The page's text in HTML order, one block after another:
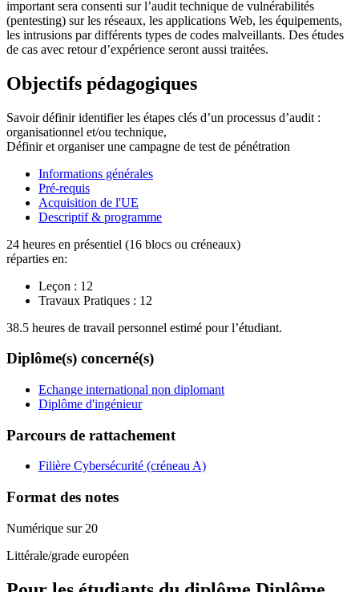
important sera consenti sur l’audit technique de vulnérabilités
(pentesting) sur les réseaux, les applications Web, les équipements,
les intrusions par différents types de codes malveillants. Des études
de cas avec retour d’expérience seront aussi traitées.
Objectifs pédagogiques
Savoir définir identifier les étapes clés d’un processus d’audit :
organisationnel et/ou technique,
Définir et organiser une campagne de test de pénétration
Informations générales
Pré-requis
Acquisition de l'UE
Descriptif & programme
24 heures en présentiel (16 blocs ou créneaux)
réparties en:
Leçon : 12
Travaux Pratiques : 12
38.5 heures de travail personnel estimé pour l’étudiant.
Diplôme(s) concerné(s)
Echange international non diplomant
Diplôme d'ingénieur
Parcours de rattachement
Filière Cybersécurité (créneau A)
Format des notes
Numérique sur 20
Littérale/grade européen